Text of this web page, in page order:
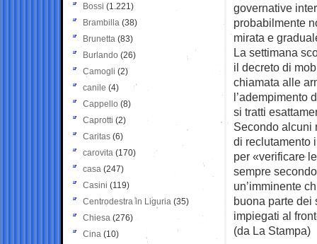
governative
probabilmente
mirata e
La settimana
il decreto di
chiamata alle
l’adempimento
si tratti
Secondo alcuni
di reclutamento
per «verificare
sempre
un’imminente
buona parte dei
impiegati al
(da La Stampa)
Bossi (1.221)
Brambilla (38)
Brunetta (83)
Burlando (26)
Camogli (2)
canile (4)
Cappello (8)
Caprotti (2)
Caritas (6)
carovita (170)
casa (247)
Casini (119)
Centrodestra in Liguria (35)
Chiesa (276)
Cina (10)